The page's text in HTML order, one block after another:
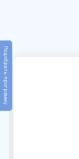
Подобрать программу